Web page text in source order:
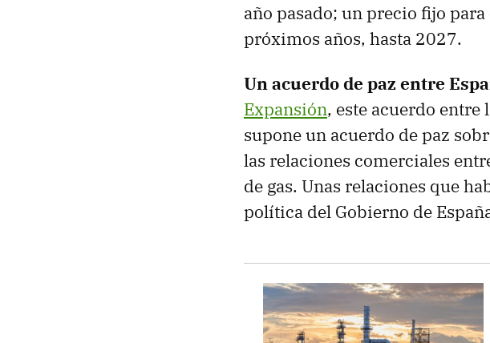
año pasado; un precio fijo
próximos años, hasta 2027.
Un acuerdo de paz entre
Expansión, este acuerdo entre
supone un acuerdo de paz
las relaciones comerciales
de gas. Unas relaciones que
política del Gobierno de